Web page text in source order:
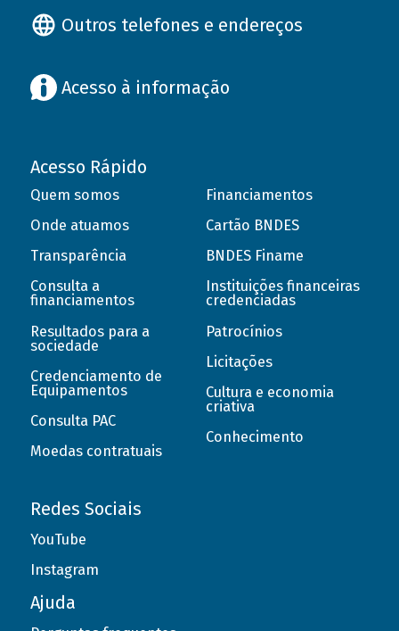
Outros telefones e endereços
Acesso à informação
Acesso Rápido
Quem somos
Onde atuamos
Transparência
Consulta a
financiamentos
Resultados para a
sociedade
Credenciamento de
Equipamentos
Consulta PAC
Moedas contratuais
Financiamentos
Cartão BNDES
BNDES Finame
Instituições financeiras
credenciadas
Patrocínios
Licitações
Cultura e economia
criativa
Conhecimento
Redes Sociais
YouTube
Instagram
Ajuda